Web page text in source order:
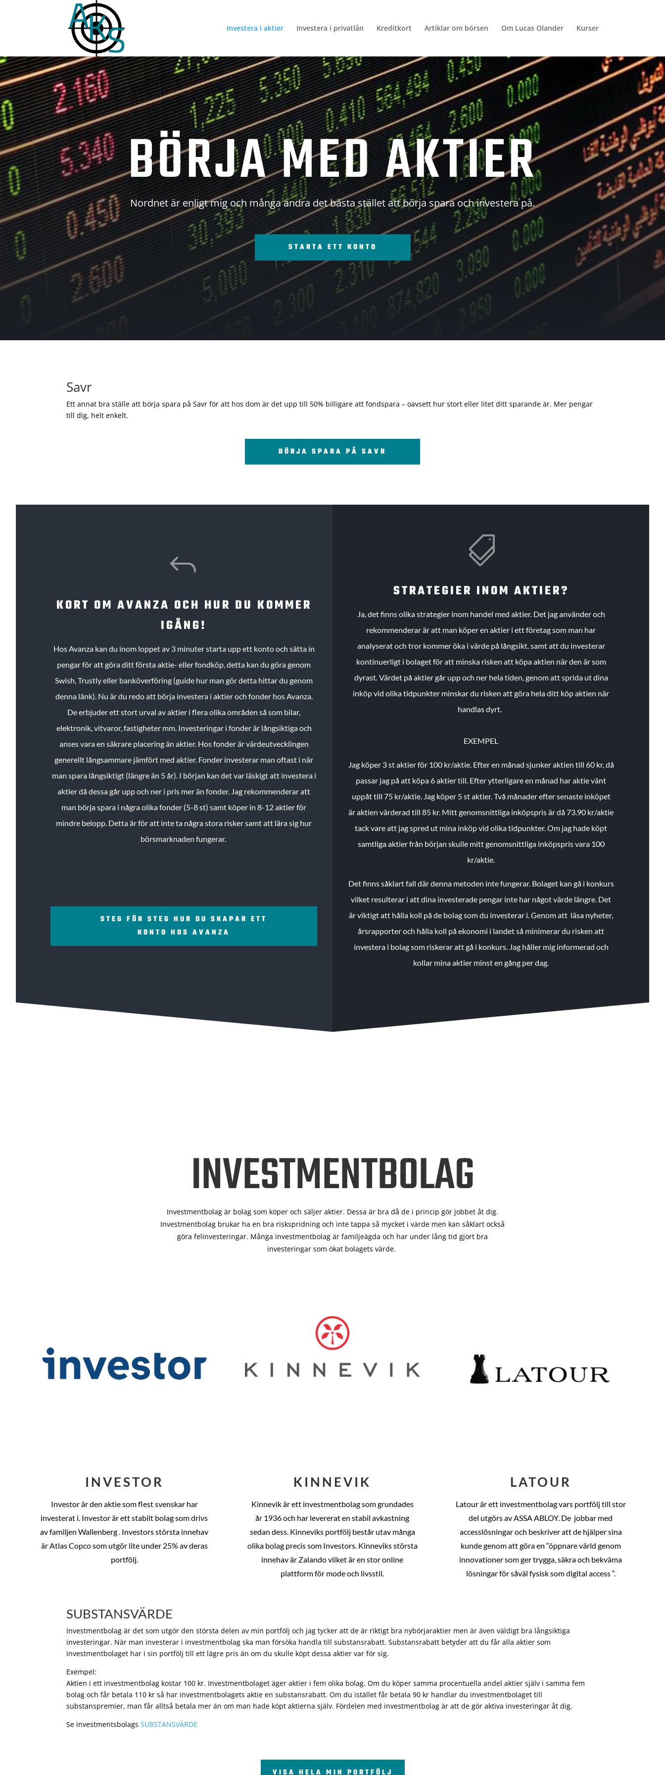
Investera i aktier Investera i privatlån Kreditkort Artiklar om börsen Om Lucas Olander Kurser
BÖRJA MED AKTIER
Nordnet är enligt mig och många andra det bästa stället att börja spara och investera på.
STARTA ETT KONTO
Savr
Ett annat bra ställe att börja spara på Savr för att hos dom är det upp till 50% billigare att fondspara – oavsett hur stort eller litet ditt sparande är. Mer pengar
till dig, helt enkelt.
BÖRJA SPARA PÅ SAVR
J
KORT OM AVANZA OCH HUR DU KOMMER
IGÅNG!
Hos Avanza kan du inom loppet av 3 minuter starta upp ett konto och sätta in
pengar för att göra ditt första aktie- eller fondköp, detta kan du göra genom
Swish, Trustly eller banköverföring (guide hur man gör detta hittar du genom
denna länk). Nu är du redo att börja investera i aktier och fonder hos Avanza.
De erbjuder ett stort urval av aktier i flera olika områden så som bilar,
elektronik, vitvaror, fastigheter mm. Investeringar i fonder är långsiktiga och
anses vara en säkrare placering än aktier. Hos fonder är värdeutvecklingen
generellt långsammare jämfört med aktier. Fonder investerar man oftast i när
man spara långsiktigt (längre än 5 år). I början kan det var läskigt att investera i
aktier då dessa går upp och ner i pris mer än fonder. Jag rekommenderar att
man börja spara i några olika fonder (5-8 st) samt köper in 8-12 aktier för
mindre belopp. Detta är för att inte ta några stora risker samt att lära sig hur
börsmarknaden fungerar.
STEG FÖR STEG HUR DU SKAPAR ETT
KONTO HOS AVANZA

STRATEGIER INOM AKTIER?
Ja, det finns olika strategier inom handel med aktier. Det jag använder och
rekommenderar är att man köper en aktier i ett företag som man har
analyserat och tror kommer öka i värde på långsikt. samt att du investerar
kontinuerligt i bolaget för att minska risken att köpa aktien när den är som
dyrast. Värdet på aktier går upp och ner hela tiden, genom att sprida ut dina
inköp vid olika tidpunkter minskar du risken att göra hela ditt köp aktien när
handlas dyrt.
EXEMPEL
Jag köper 3 st aktier för 100 kr/aktie. Efter en månad sjunker aktien till 60 kr, då
passar jag på att köpa 6 aktier till. Efter ytterligare en månad har aktie vänt
uppåt till 75 kr/aktie. Jag köper 5 st aktier.Två månader efter senaste inköpet
är aktien värderad till 85 kr. Mitt genomsnittliga inköpspris är då 73.90 kr/aktie
tack vare att jag spred ut mina inköp vid olika tidpunkter. Om jag hade köpt
samtliga aktier från början skulle mitt genomsnittliga inköpspris vara 100
kr/aktie.
Det finns såklart fall där denna metoden inte fungerar. Bolaget kan gå i konkurs
vilket resulterar i att dina investerade pengar inte har något värde längre. Det
är viktigt att hålla koll på de bolag som du investerar i. Genom att läsa nyheter,
årsrapporter och hålla koll på ekonomi i landet så minimerar du risken att
investera i bolag som riskerar att gå i konkurs. Jag håller mig informerad och
kollar mina aktier minst en gång per dag.
INVESTMENTBOLAG
Investmentbolag är bolag som köper och säljer aktier. Dessa är bra då de i princip gör jobbet åt dig.
Investmentbolag brukar ha en bra riskspridning och inte tappa så mycket i värde men kan såklart också
göra felinvesteringar. Många investmentbolag är familjeägda och har under lång tid gjort bra
investeringar som ökat bolagets värde.
INVESTOR
Investor är den aktie som flest svenskar har
investerat i. Investor är ett stabilt bolag som drivs
av familjen Wallenberg . Investors största innehav
är Atlas Copco som utgör lite under 25% av deras
portfölj.
KINNEVIK
Kinnevik är ett investmentbolag som grundades
år 1936 och har levererat en stabil avkastning
sedan dess. Kinneviks portfölj består utav många
olika bolag precis som Investors. Kinneviks största
innehav är Zalando vilket är en stor online
plattform för mode och livsstil.
LATOUR
Latour är ett investmentbolag vars portfölj till stor
del utgörs av ASSA ABLOY. De jobbar med
accesslösningar och beskriver att de hjälper sina
kunde genom att göra en “öppnare värld genom
innovationer som ger trygga, säkra och bekväma
lösningar för såväl fysisk som digital access “.
SUBSTANSVÄRDE
Investmentbolag är det som utgör den största delen av min portfölj och jag tycker att de är riktigt bra nybörjaraktier men är även väldigt bra långsiktiga
investeringar. När man investerar i investmentbolag ska man försöka handla till substansrabatt. Substansrabatt betyder att du får alla aktier som
investmentbolaget har i sin portfölj till ett lägre pris än om du skulle köpt dessa aktier var för sig.
Exempel:
Aktien i ett investmentbolag kostar 100 kr. Investmentbolaget äger aktier i fem olika bolag. Om du köper samma procentuella andel aktier själv i samma fem
bolag och får betala 110 kr så har investmentbolagets aktie en substansrabatt. Om du istället får betala 90 kr handlar du investmentbolaget till
substanspremier, man får alltså betala mer än om man hade köpt aktierna själv. Fördelen med investmentbolag är att de gör aktiva investeringar åt dig.
Se investmentsbolagsSUBSTANSVÄRDE
VISA HELA MIN PORTFÖLJ